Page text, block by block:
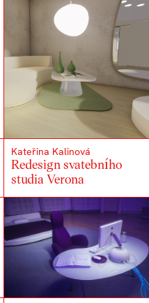
Kateřina Kalinová
Redesign svatebního
studia Verona